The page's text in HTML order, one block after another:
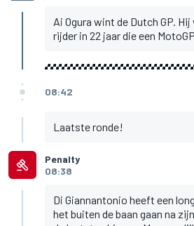
Ai Ogura wint de Dutch GP.
rijder in 22 jaar die een
08:42
Laatste ronde!
Penalty
08:38
Di Giannantonio heeft een
het buiten de baan gaan na